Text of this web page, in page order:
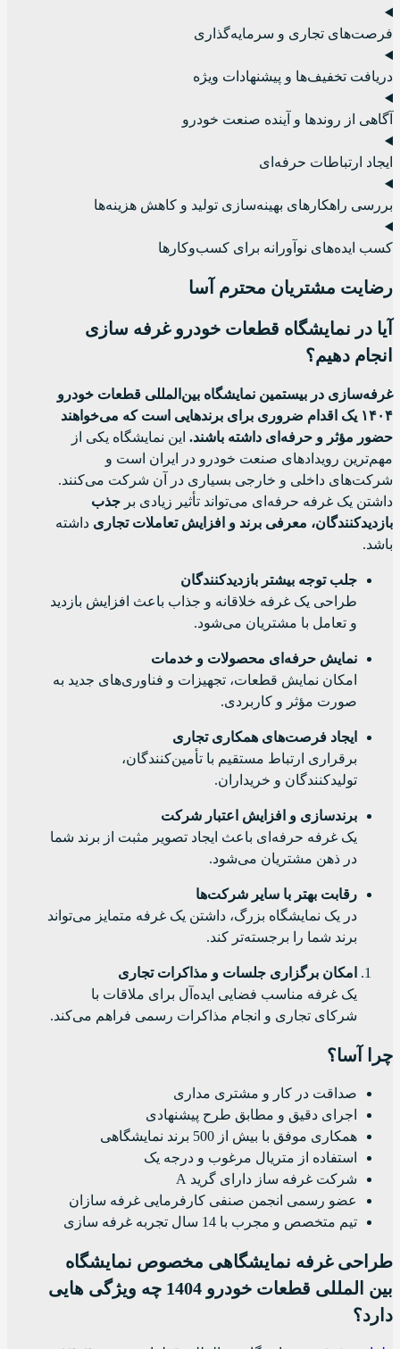
فرصت‌های تجاری و سرمایه‌گذاری
دریافت تخفیف‌ها و پیشنهادات ویژه
آگاهی از روندها و آینده صنعت خودرو
ایجاد ارتباطات حرفه‌ای
بررسی راهکارهای بهینه‌سازی تولید و کاهش هزینه‌ها
کسب ایده‌های نوآورانه برای کسب‌وکارها
رضایت مشتریان محترم آسا
آیا در نمایشگاه قطعات خودرو غرفه سازی
انجام دهیم؟
غرفه‌سازی در بیستمین نمایشگاه بین‌المللی قطعات خودرو
۱۴۰۴ یک اقدام ضروری برای برندهایی است که می‌خواهند
حضور مؤثر و حرفه‌ای داشته باشند. این نمایشگاه یکی از
مهم‌ترین رویدادهای صنعت خودرو در ایران است و
شرکت‌های داخلی و خارجی بسیاری در آن شرکت می‌کنند.
داشتن یک غرفه حرفه‌ای می‌تواند تأثیر زیادی بر جذب
بازدیدکنندگان، معرفی برند و افزایش تعاملات تجاری داشته
باشد.
جلب توجه بیشتر بازدیدکنندگان
طراحی یک غرفه خلاقانه و جذاب باعث افزایش بازدید
و تعامل با مشتریان می‌شود.
نمایش حرفه‌ای محصولات و خدمات
امکان نمایش قطعات، تجهیزات و فناوری‌های جدید به
صورت مؤثر و کاربردی.
ایجاد فرصت‌های همکاری تجاری
برقراری ارتباط مستقیم با تأمین‌کنندگان،
تولیدکنندگان و خریداران.
برندسازی و افزایش اعتبار شرکت
یک غرفه حرفه‌ای باعث ایجاد تصویر مثبت از برند شما
در ذهن مشتریان می‌شود.
رقابت بهتر با سایر شرکت‌ها
در یک نمایشگاه بزرگ، داشتن یک غرفه متمایز می‌تواند
برند شما را برجسته‌تر کند.
امکان برگزاری جلسات و مذاکرات تجاری
یک غرفه مناسب فضایی ایده‌آل برای ملاقات با
شرکای تجاری و انجام مذاکرات رسمی فراهم می‌کند.
چرا آسا؟
صداقت در کار و مشتری مداری
اجرای دقیق و مطابق طرح پیشنهادی
همکاری موفق با بیش از 500 برند نمایشگاهی
استفاده از متریال مرغوب و درجه یک
شرکت غرفه ساز دارای گرید A
عضو رسمی انجمن صنفی کارفرمایی غرفه سازان
تیم متخصص و مجرب با 14 سال تجربه غرفه سازی
طراحی غرفه نمایشگاهی مخصوص نمایشگاه
بین المللی قطعات خودرو 1404 چه ویژگی هایی
دارد؟